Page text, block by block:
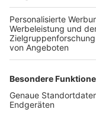
TOP-PARTNER